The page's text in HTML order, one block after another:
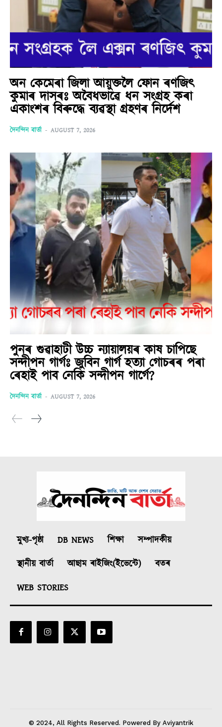
অন কেমেৰা জিলা আয়ুক্তলৈ ফোন ৰণজিৎ
কুমাৰ দাসৰঃ অবৈধভাৱে ধন সংগ্ৰহ কৰা
একাংশৰ বিৰুদ্ধে ব্যৱস্থা গ্ৰহণৰ নিৰ্দেশ
দৈনন্দিন বাৰ্তা - AUGUST 7, 2026
পুনৰ গুৱাহাটী উচ্চ ন্যায়ালয়ৰ কাষ চাপিছে
সন্দীপন গাৰ্গঃ জুবিন গাৰ্গ হত্যা গোচৰৰ পৰা
ৰেহাই পাব নেকি সন্দীপন গাৰ্গে?
দৈনন্দিন বাৰ্তা - AUGUST 7, 2026
মুখ্য-পৃষ্ঠা DB NEWS শিক্ষা
সম্পাদকীয়
স্থানীয় বাৰ্তা
আছাম ৰাইজিং(ইভেন্টে)
বতৰ
WEB STORIES
© 2024, All Rights Reserved. Powered By Aviyantrik